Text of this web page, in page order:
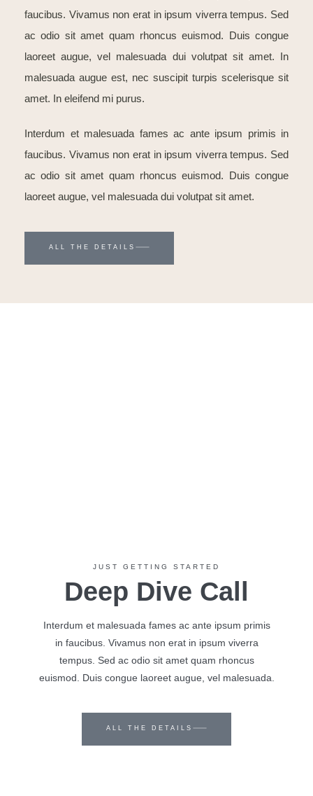
faucibus. Vivamus non erat in ipsum viverra tempus. Sed
ac odio sit amet quam rhoncus euismod. Duis congue
laoreet augue, vel malesuada dui volutpat sit amet. In
malesuada augue est, nec suscipit turpis scelerisque sit
amet. In eleifend mi purus.
Interdum et malesuada fames ac ante ipsum primis in
faucibus. Vivamus non erat in ipsum viverra tempus. Sed
ac odio sit amet quam rhoncus euismod. Duis congue
laoreet augue, vel malesuada dui volutpat sit amet.
ALL THE DETAILS
JUST GETTING STARTED
Deep Dive Call
Interdum et malesuada fames ac ante ipsum primis
in faucibus. Vivamus non erat in ipsum viverra
tempus. Sed ac odio sit amet quam rhoncus
euismod. Duis congue laoreet augue, vel malesuada.
ALL THE DETAILS